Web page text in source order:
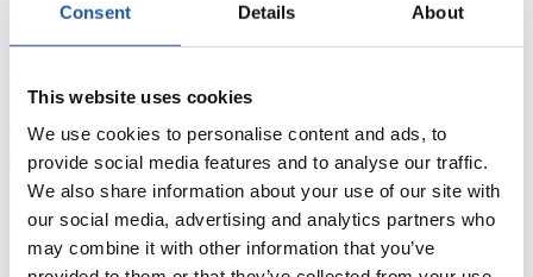
Consent Details About
This website uses cookies
We use cookies to personalise content and ads, to
provide social media features and to analyse our traffic.
We also share information about your use of our site with
our social media, advertising and analytics partners who
may combine it with other information that you’ve
haben Zugriff auf Athletenbiographien und Informationen zu
Für Nationale Verbände
Hier können Sie sich über allgemeine Neuigkeiten informieren, das